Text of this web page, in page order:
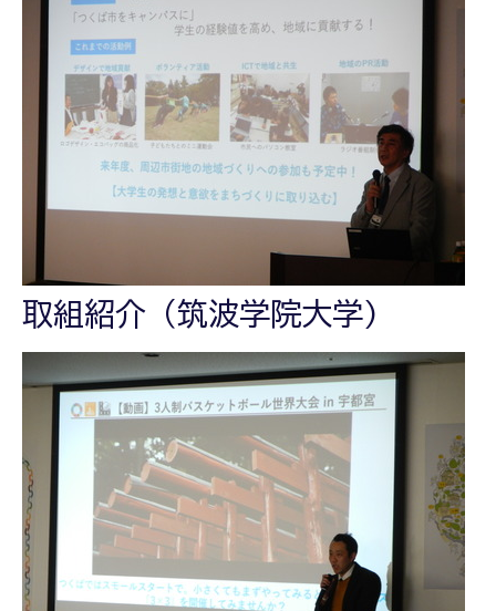
取組紹介（筑波学院大学)